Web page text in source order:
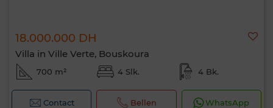
18.000.000 DH
Villa in Ville Verte, Bouskoura
700 m² 4 Slk. 4 Bk.
Contact Bellen WhatsApp